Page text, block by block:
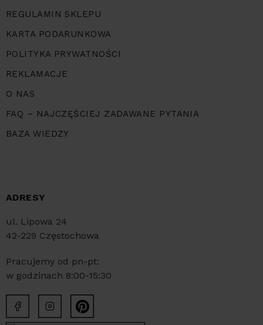
REGULAMIN SKLEPU
KARTA PODARUNKOWA
POLITYKA PRYWATNOŚCI
REKLAMACJE
O NAS
FAQ – NAJCZĘŚCIEJ ZADAWANE PYTANIA
BAZA WIEDZY
ADRESY
ul. Lipowa 24
42-229 Częstochowa
Pracujemy od pn-pt:
w godzinach 8:00-15:30